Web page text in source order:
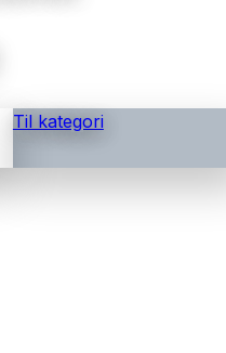
Til kategori